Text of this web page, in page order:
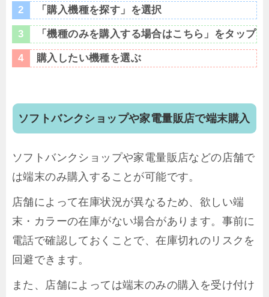
「購入機種を探す」を選択
「機種のみを購入する場合はこちら」をタップ
購入したい機種を選ぶ
ソフトバンクショップや家電量販店で端末購入
ソフトバンクショップや家電量販店などの店舗で
は端末のみ購入することが可能です。
店舗によって在庫状況が異なるため、欲しい端
末・カラーの在庫がない場合があります。事前に
電話で確認しておくことで、在庫切れのリスクを
回避できます。
また、店舗によっては端末のみの購入を受け付け